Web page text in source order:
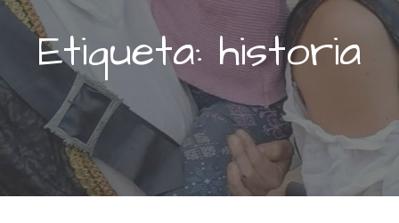
Etiqueta: historia